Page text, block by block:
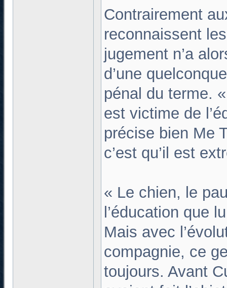
Contrairement
reconnaissent
jugement n’a
d’une
pénal du terme.
est victime de
précise bien Me
c’est qu’il est
« Le chien, le
l’éducation que
Mais avec
compagnie, ce
toujours. Avant